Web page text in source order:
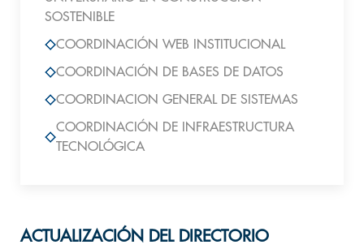
SOSTENIBLE
COORDINACIÓN WEB INSTITUCIONAL
COORDINACIÓN DE BASES DE DATOS
COORDINACION GENERAL DE SISTEMAS
COORDINACIÓN DE INFRAESTRUCTURA
TECNOLÓGICA
ACTUALIZACIÓN DEL DIRECTORIO